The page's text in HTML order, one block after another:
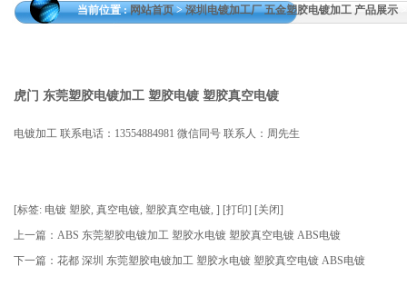
当前位置 :网站首页>深圳电镀加工厂 五金塑胶电镀加工 产品展示
虎门 东莞塑胶电镀加工 塑胶电镀 塑胶真空电镀
电镀加工 联系电话：13554884981 微信同号 联系人：周先生
[标签: 电镀 塑胶,真空电镀,塑胶真空电镀,] [打印] [关闭]
上一篇：ABS 东莞塑胶电镀加工 塑胶水电镀 塑胶真空电镀 ABS电镀
下一篇：花都 深圳 东莞塑胶电镀加工 塑胶水电镀 塑胶真空电镀 ABS电镀